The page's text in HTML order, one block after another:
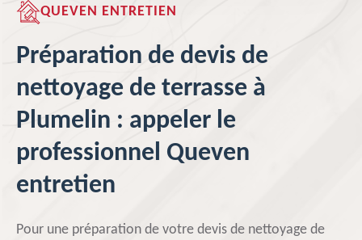
QUEVEN ENTRETIEN
Préparation de devis de
nettoyage de terrasse à
Plumelin : appeler le
professionnel Queven
entretien
Pour une préparation de votre devis de nettoyage de